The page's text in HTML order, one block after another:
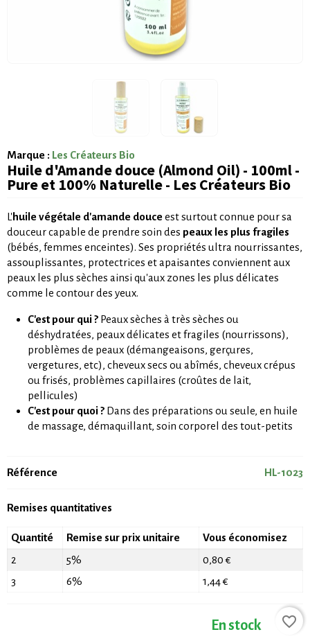
Marque : Les Créateurs Bio
Huile d'Amande douce (Almond Oil) - 100ml -
Pure et 100% Naturelle - Les Créateurs Bio
L'huile végétale d'amande douce est surtout connue pour sa
douceur capable de prendre soin des peaux les plus fragiles
(bébés, femmes enceintes). Ses propriétés ultra nourrissantes,
assouplissantes, protectrices et apaisantes conviennent aux
peaux les plus sèches ainsi qu'aux zones les plus délicates
comme le contour des yeux.
C'est pour qui ? Peaux sèches à très sèches ou
déshydratées, peaux délicates et fragiles (nourrissons),
problèmes de peaux (démangeaisons, gerçures,
vergetures, etc), cheveux secs ou abîmés, cheveux crépus
ou frisés, problèmes capillaires (croûtes de lait,
pellicules)
C'est pour quoi ? Dans des préparations ou seule, en huile
de massage, démaquillant, soin corporel des tout-petits
Référence HL-1023
Remises quantitatives
Quantité Remise sur prix unitaire
Vous économisez
2
5%
0,80 €
3
6% 1,44 €
En stock favorite_border